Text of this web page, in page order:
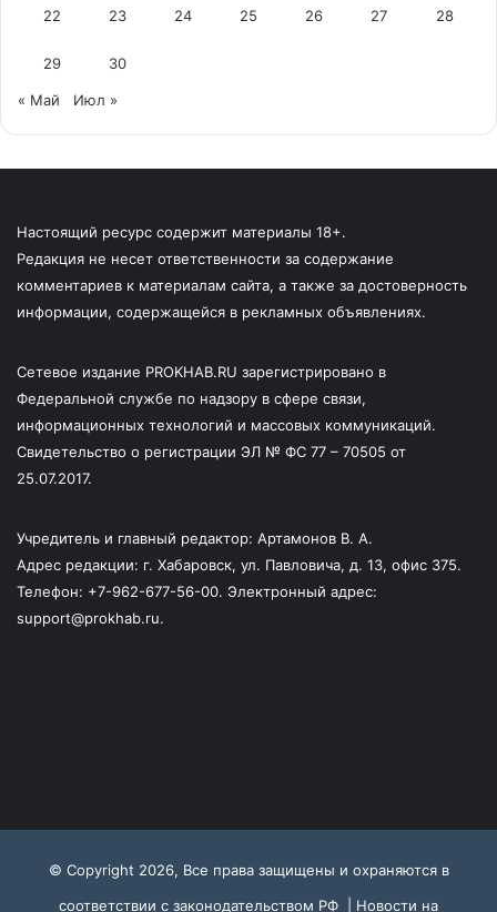
22 23 24 25 26 27 28
29 30
« Май Июл »
Настоящий ресурс содержит материалы 18+.
Редакция не несет ответственности за содержание
комментариев к материалам сайта, а также за достоверность
информации, содержащейся в рекламных объявлениях.
Сетевое издание PROKHAB.RU зарегистрировано в
Федеральной службе по надзору в сфере связи,
информационных технологий и массовых коммуникаций.
Свидетельство о регистрации ЭЛ № ФС 77 – 70505 от
25.07.2017.
Учредитель и главный редактор: Артамонов В. А.
Адрес редакции: г. Хабаровск, ул. Павловича, д. 13, офис 375.
Телефон: +7-962-677-56-00. Электронный адрес:
support@prokhab.ru.
© Copyright 2026, Все права защищены и охраняются в
соответствии с законодательством РФ | Новости на